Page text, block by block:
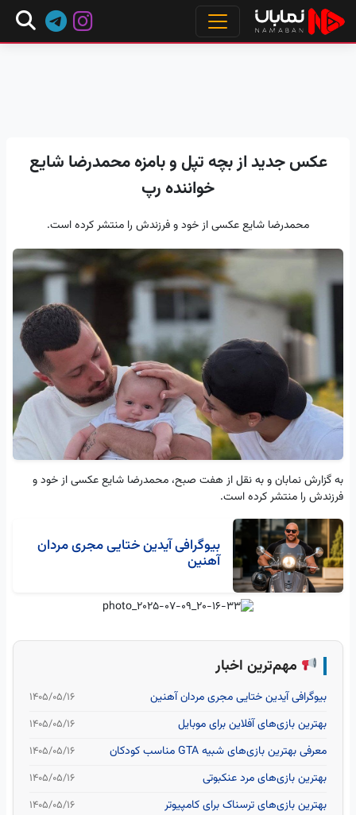
عکس جدید از بچه تپل و بامزه محمدرضا شایع
خواننده رپ
محمدرضا شایع عکسی از خود و فرزندش را منتشر کرده است.
به گزارش نمابان و به نقل از هفت صبح، محمدرضا شایع عکسی از خود و
فرزندش را منتشر کرده است.
بیوگرافی آیدین ختایی مجری مردان
آهنین
مهم‌ترین اخبار
بیوگرافی آیدین ختایی مجری مردان آهنین ۱۴۰۵/۰۵/۱۶
بهترین بازی‌های آفلاین برای موبایل ۱۴۰۵/۰۵/۱۶
معرفی بهترین بازی‌های شبیه GTA مناسب کودکان ۱۴۰۵/۰۵/۱۶
بهترین بازی‌های مرد عنکبوتی ۱۴۰۵/۰۵/۱۶
بهترین بازی‌های ترسناک برای کامپیوتر ۱۴۰۵/۰۵/۱۶